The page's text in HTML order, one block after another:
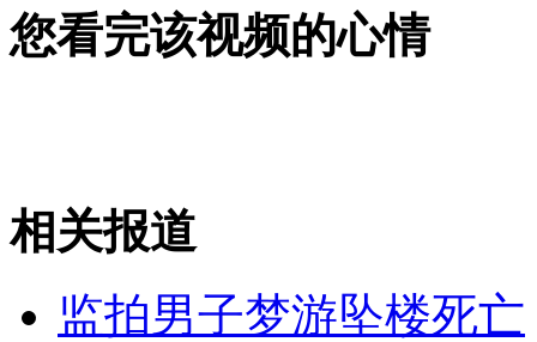
洋垃圾走私国内遭随意填埋污染水源土壤
山西运城恶犬咬伤多人 警民合力深夜将其击毙
您看完该视频的心情
相关报道
监拍男子梦游坠楼死亡